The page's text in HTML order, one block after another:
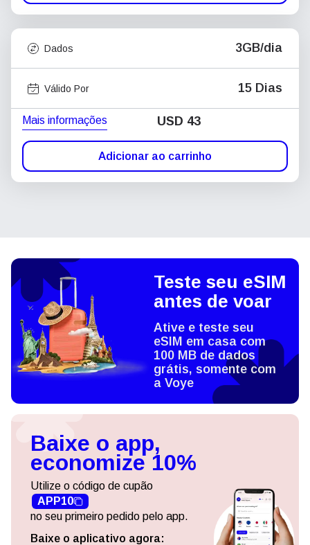
Dados 3GB/dia
Válido Por 15 Dias
Mais informações USD 43
Adicionar ao carrinho
Teste seu eSIM
antes de voar
Ative e teste seu
eSIM em casa com
100 MB de dados
grátis, somente com
a Voye
Baixe o app,
economize 10%
Utilize o código de cupão
APP10
no seu primeiro pedido pelo app.
Baixe o aplicativo agora: